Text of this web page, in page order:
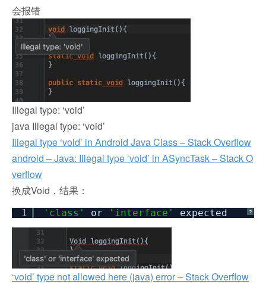
会报错
Illegal type: ‘void’
java Illegal type: ‘void’
Illegal type ‘void’ in Android Java Class – Stack Overflow
android – Java: Illegal type ‘void’ in ASyncTask – Stack O
verflow
换成Void，结果：
?
1 'class' or 'interface' expected
‘void’ type not allowed here (java) error – Stack Overflow